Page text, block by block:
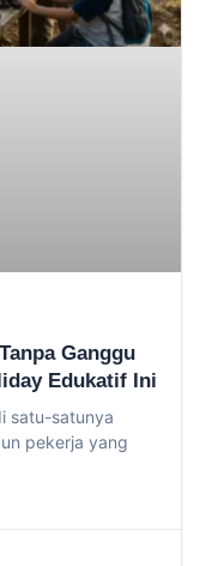
Ganggu
Edukatif Ini
satu-satunya
pekerja yang